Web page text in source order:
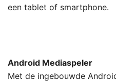
een tablet of smartphone.
Android Mediaspeler
Met de ingebouwde